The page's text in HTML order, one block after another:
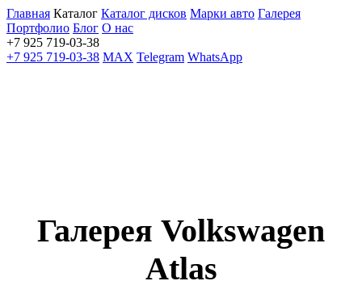
Главная Каталог Каталог дисков Марки авто Галерея
Портфолио Блог О нас
+7 925 719-03-38
+7 925 719-03-38 MAX Telegram WhatsApp
Галерея Volkswagen
Atlas